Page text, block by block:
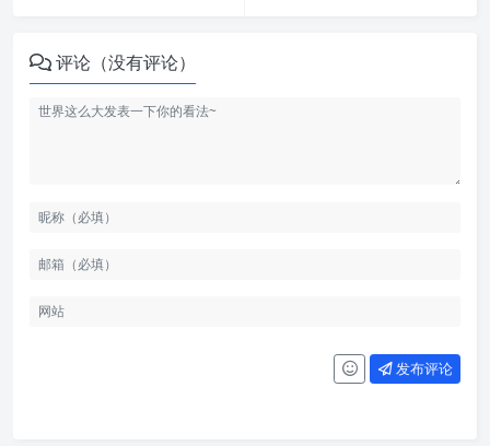
评论（没有评论）
发布评论